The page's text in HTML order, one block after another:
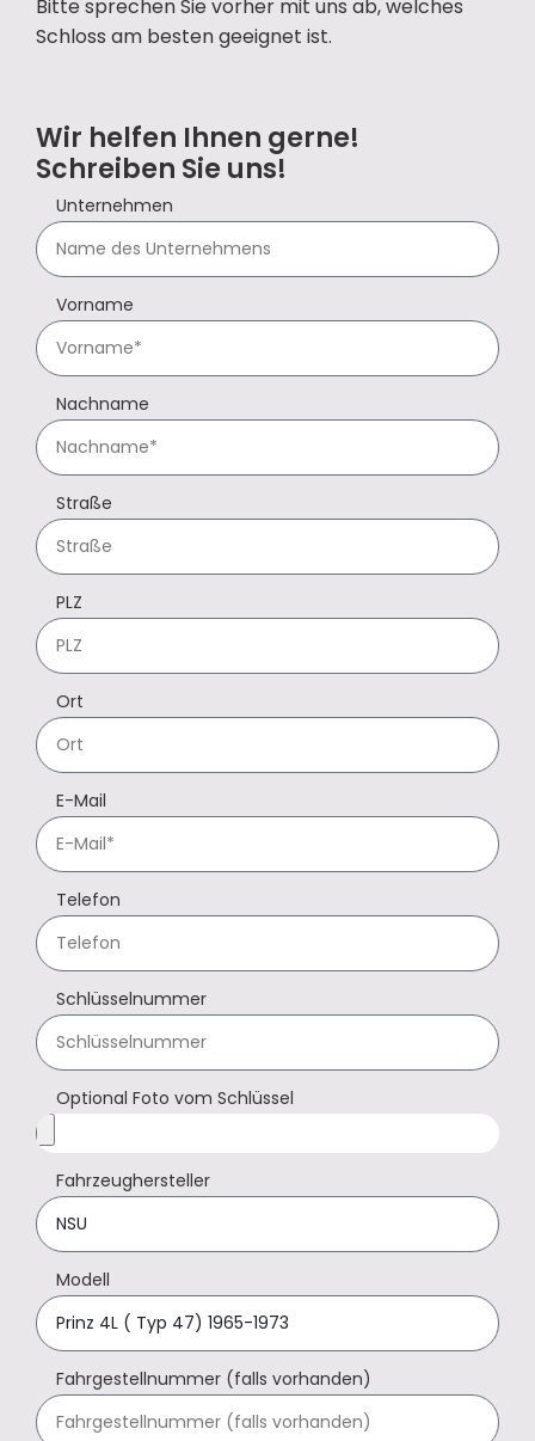
Bitte sprechen Sie vorher mit uns ab, welches
Schloss am besten geeignet ist.
Wir helfen Ihnen gerne!
Schreiben Sie uns!
Unternehmen
Vorname
Nachname
Straße
PLZ
Ort
E-Mail
Telefon
Schlüsselnummer
Optional Foto vom Schlüssel
Fahrzeughersteller
Modell
Fahrgestellnummer (falls vorhanden)